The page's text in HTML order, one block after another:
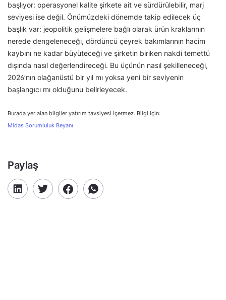
başlıyor: operasyonel kalite şirkete ait ve sürdürülebilir, marj
seviyesi ise değil. Önümüzdeki dönemde takip edilecek üç
başlık var: jeopolitik gelişmelere bağlı olarak ürün kraklarının
nerede dengeleneceği, dördüncü çeyrek bakımlarının hacim
kaybını ne kadar büyüteceği ve şirketin biriken nakdi temettü
dışında nasıl değerlendireceği. Bu üçünün nasıl şekilleneceği,
2026’nın olağanüstü bir yıl mı yoksa yeni bir seviyenin
başlangıcı mı olduğunu belirleyecek.
Burada yer alan bilgiler yatırım tavsiyesi içermez. Bilgi için:
Midas Sorumluluk Beyanı
Paylaş